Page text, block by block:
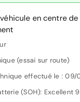
en centre de
(essai sur route)
effectué le : 09/
(SOH): Excellent